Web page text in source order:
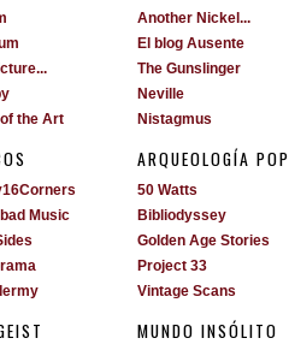
the Art
Music
Another Nickel...
El blog Ausente
The Gunslinger
Neville
Nistagmus
ARQUEOLOGÍA POP
50 Watts
Bibliodyssey
Golden Age Stories
Project 33
Vintage Scans
MUNDO INSÓLITO